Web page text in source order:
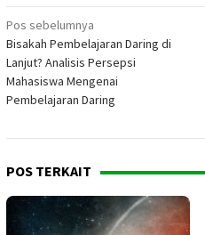
Navigasi
pos
Pos sebelumnya
Bisakah Pembelajaran Daring di
Lanjut? Analisis Persepsi
Mahasiswa Mengenai
Pembelajaran Daring
POS TERKAIT